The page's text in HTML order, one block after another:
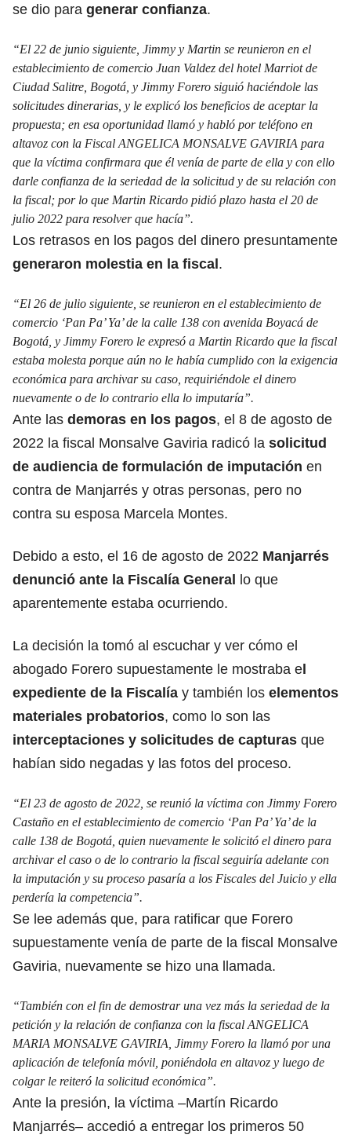
se dio para generar confianza.
“El 22 de junio siguiente, Jimmy y Martin se reunieron en el
establecimiento de comercio Juan Valdez del hotel Marriot de
Ciudad Salitre, Bogotá, y Jimmy Forero siguió haciéndole las
solicitudes dinerarias, y le explicó los beneficios de aceptar la
propuesta; en esa oportunidad llamó y habló por teléfono en
altavoz con la Fiscal ANGELICA MONSALVE GAVIRIA para
que la víctima confirmara que él venía de parte de ella y con ello
darle confianza de la seriedad de la solicitud y de su relación con
la fiscal; por lo que Martin Ricardo pidió plazo hasta el 20 de
julio 2022 para resolver que hacía”.
Los retrasos en los pagos del dinero presuntamente
generaron molestia en la fiscal.
“El 26 de julio siguiente, se reunieron en el establecimiento de
comercio ‘Pan Pa’ Ya’ de la calle 138 con avenida Boyacá de
Bogotá, y Jimmy Forero le expresó a Martin Ricardo que la fiscal
estaba molesta porque aún no le había cumplido con la exigencia
económica para archivar su caso, requiriéndole el dinero
nuevamente o de lo contrario ella lo imputaría”.
Ante las demoras en los pagos, el 8 de agosto de
2022 la fiscal Monsalve Gaviria radicó la solicitud
de audiencia de formulación de imputación en
contra de Manjarrés y otras personas, pero no
contra su esposa Marcela Montes.
Debido a esto, el 16 de agosto de 2022 Manjarrés
denunció ante la Fiscalía General lo que
aparentemente estaba ocurriendo.
La decisión la tomó al escuchar y ver cómo el
abogado Forero supuestamente le mostraba el
expediente de la Fiscalía y también los elementos
materiales probatorios, como lo son las
interceptaciones y solicitudes de capturas que
habían sido negadas y las fotos del proceso.
“El 23 de agosto de 2022, se reunió la víctima con Jimmy Forero
Castaño en el establecimiento de comercio ‘Pan Pa’ Ya’ de la
calle 138 de Bogotá, quien nuevamente le solicitó el dinero para
archivar el caso o de lo contrario la fiscal seguiría adelante con
la imputación y su proceso pasaría a los Fiscales del Juicio y ella
perdería la competencia”.
Se lee además que, para ratificar que Forero
supuestamente venía de parte de la fiscal Monsalve
Gaviria, nuevamente se hizo una llamada.
“También con el fin de demostrar una vez más la seriedad de la
petición y la relación de confianza con la fiscal ANGELICA
MARIA MONSALVE GAVIRIA, Jimmy Forero la llamó por una
aplicación de telefonía móvil, poniéndola en altavoz y luego de
colgar le reiteró la solicitud económica”.
Ante la presión, la víctima –Martín Ricardo
Manjarrés– accedió a entregar los primeros 50